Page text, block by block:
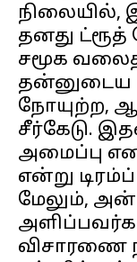
நிலையில்,
தனது ட்ரூத்
சமூக
தன்னுடைய
நோயுற்ற,
சீர்கேடு.
அமைப்பு
என்று
மேலும்,
விசாரணை